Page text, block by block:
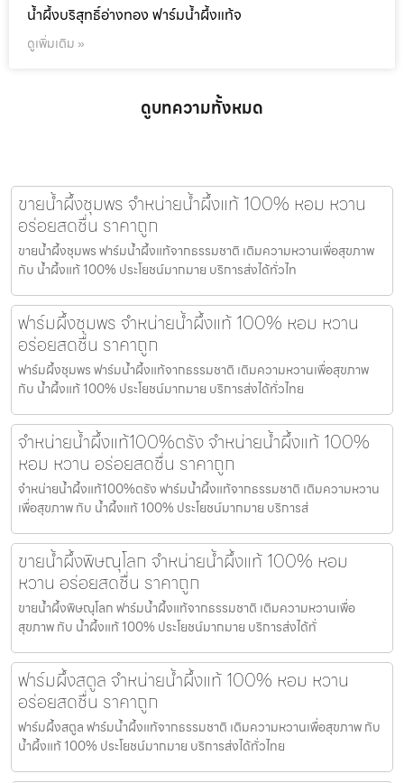
น้ำผึ้งบริสุทธิ์อ่างทอง ฟาร์มน้ำผึ้งแท้จ
ดูเพิ่มเติม »
ดูบทความทั้งหมด
ขายน้ำผึ้งชุมพร จำหน่ายน้ำผึ้งแท้ 100% หอม หวาน
อร่อยสดชื่น ราคาถูก
ขายน้ำผึ้งชุมพร ฟาร์มน้ำผึ้งแท้จากธรรมชาติ เติมความหวานเพื่อสุขภาพ
กับ น้ำผึ้งแท้ 100% ประโยชน์มากมาย บริการส่งได้ทั่วไท
ฟาร์มผึ้งชุมพร จำหน่ายน้ำผึ้งแท้ 100% หอม หวาน
อร่อยสดชื่น ราคาถูก
ฟาร์มผึ้งชุมพร ฟาร์มน้ำผึ้งแท้จากธรรมชาติ เติมความหวานเพื่อสุขภาพ
กับ น้ำผึ้งแท้ 100% ประโยชน์มากมาย บริการส่งได้ทั่วไทย
จำหน่ายน้ำผึ้งแท้100%ตรัง จำหน่ายน้ำผึ้งแท้ 100%
หอม หวาน อร่อยสดชื่น ราคาถูก
จำหน่ายน้ำผึ้งแท้100%ตรัง ฟาร์มน้ำผึ้งแท้จากธรรมชาติ เติมความหวาน
เพื่อสุขภาพ กับ น้ำผึ้งแท้ 100% ประโยชน์มากมาย บริการส่
ขายน้ำผึ้งพิษณุโลก จำหน่ายน้ำผึ้งแท้ 100% หอม
หวาน อร่อยสดชื่น ราคาถูก
ขายน้ำผึ้งพิษณุโลก ฟาร์มน้ำผึ้งแท้จากธรรมชาติ เติมความหวานเพื่อ
สุขภาพ กับ น้ำผึ้งแท้ 100% ประโยชน์มากมาย บริการส่งได้ทั่
ฟาร์มผึ้งสตูล จำหน่ายน้ำผึ้งแท้ 100% หอม หวาน
อร่อยสดชื่น ราคาถูก
ฟาร์มผึ้งสตูล ฟาร์มน้ำผึ้งแท้จากธรรมชาติ เติมความหวานเพื่อสุขภาพ กับ
น้ำผึ้งแท้ 100% ประโยชน์มากมาย บริการส่งได้ทั่วไทย